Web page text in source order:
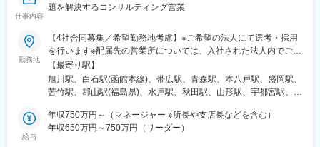
仕事内容
題を解決するコンサルティング営業
勤務地
【4社合同募集／希望勤務地考慮】※ご希望の法人にて選考・採用
を行います※配属先の営業所については、入社された法人内でご希
望を考慮して決定いたします◎マイカー通勤可（営業所によって
異なる）◎受動喫煙対策：オフィス内全面禁煙＜各社共通＞■アイ
リスオーヤマ株式会社北海道、青森県、岩手県、宮城県、秋田
県、東京都、神奈川県、静岡県、愛知県、新潟県、石川県、長野
県、京都府、大阪府、兵庫県、岡山県、広島県、香川県、愛媛
【最寄り駅】
旭川駅、白石駅(函館本線)、帯広駅、青森駅、本八戸駅、盛岡駅、
苦竹駅、郡山駅(福島県)、水戸駅、秋田駅、山形駅、宇都宮駅、大
高崎駅、新潟駅、新富士駅(静岡県)、関内駅、江田駅(神奈川県)、
京成千葉駅、伏見駅(愛知県)、国際センター駅、志賀本通駅、味岡
給与
年収750万円～（マネージャー ※所長や支店長などを含む）
年収650万円～750万円（リーダー）